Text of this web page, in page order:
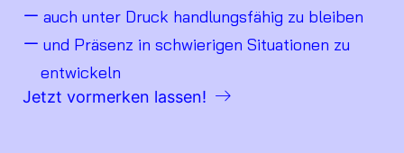
auch unter Druck handlungsfähig zu bleiben
und Präsenz in schwierigen Situationen zu
entwickeln
Jetzt vormerken lassen!